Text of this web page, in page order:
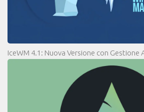
IceWM 4.1: Nuova Versione con